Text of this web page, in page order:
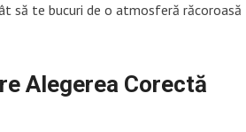
să te bucuri de o atmosferă răcoroasă
Alegerea Corectă